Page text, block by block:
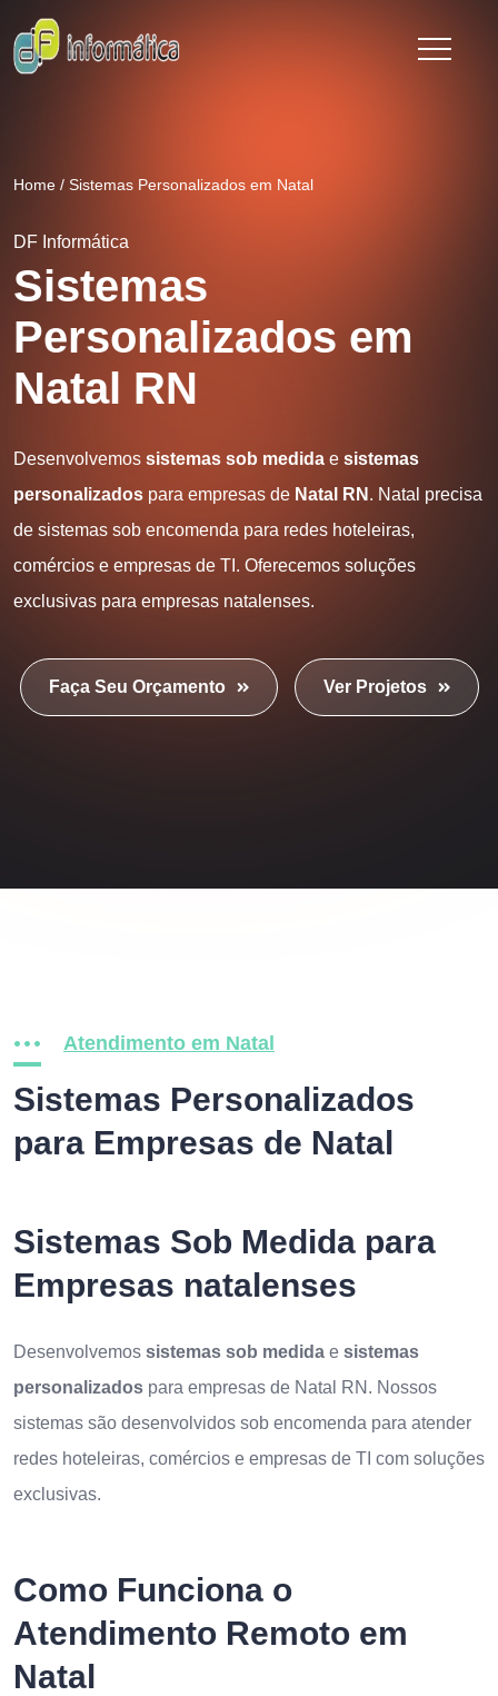
Home / Sistemas Personalizados em Natal
DF Informática
Sistemas
Personalizados em
Natal RN
Desenvolvemos sistemas sob medida e sistemas
personalizados para empresas de Natal RN . Natal precisa
de sistemas sob encomenda para redes hoteleiras,
comércios e empresas de TI. Oferecemos soluções
exclusivas para empresas natalenses.
Faça Seu Orçamento Ver Projetos
Atendimento em Natal
Sistemas Personalizados
para Empresas de Natal
Sistemas Sob Medida para
Empresas natalenses
Desenvolvemos sistemas sob medida e sistemas
personalizados para empresas de Natal RN. Nossos
sistemas são desenvolvidos sob encomenda para atender
redes hoteleiras, comércios e empresas de TI com soluções
exclusivas.
Como Funciona o
Atendimento Remoto em
Natal